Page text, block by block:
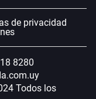
de privacidad
8280
Todos los